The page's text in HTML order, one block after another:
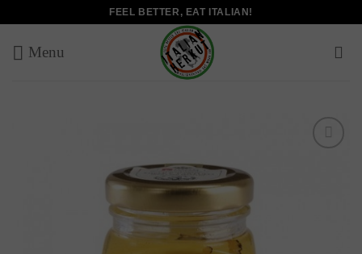
contenuti
FEEL BETTER, EAT ITALIAN!